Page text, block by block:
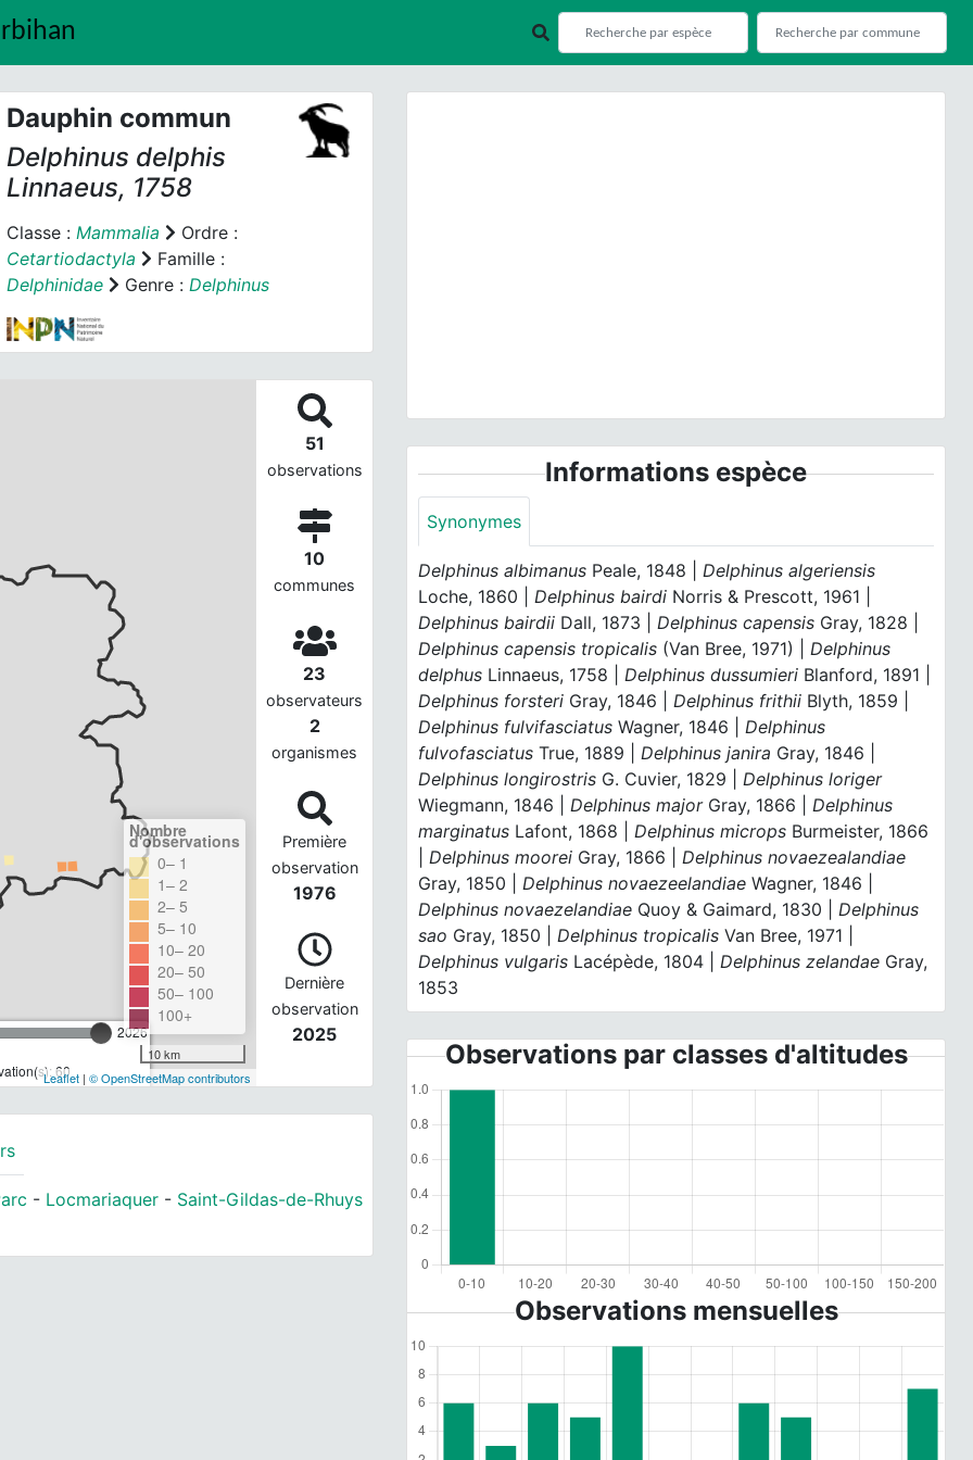
Dauphin commun
Delphinus delphis
Linnaeus, 1758
Classe : Mammalia
Ordre :
Cetartiodactyla
Famille :
Delphinidae
Genre : Delphinus
2026
60
Nombre
d'observations
0– 1
1– 2
2– 5
5– 10
10– 20
20– 50
50– 100
100+
10 km
Leaflet| © OpenStreetMap contributors
51
observations
10
communes
23
observateurs
2
organismes
Première
observation
1976
Dernière
observation
2025
- Locmariaquer - Saint-Gildas-de-Rhuys
Informations espèce
Synonymes
Delphinus albimanus Peale, 1848 |Delphinus algeriensis
Loche, 1860 |Delphinus bairdi Norris & Prescott, 1961 |
Delphinus bairdii Dall, 1873 |Delphinus capensis Gray, 1828 |
Delphinus capensis tropicalis (Van Bree, 1971) |Delphinus
delphus Linnaeus, 1758 |Delphinus dussumieri Blanford, 1891 |
Delphinus forsteri Gray, 1846 |Delphinus frithii Blyth, 1859 |
Delphinus fulvifasciatus Wagner, 1846 |Delphinus
fulvofasciatus True, 1889 |Delphinus janira Gray, 1846 |
Delphinus longirostris G. Cuvier, 1829 |Delphinus loriger
Wiegmann, 1846 |Delphinus majorGray, 1866 |Delphinus
marginatus Lafont, 1868 |Delphinus microps Burmeister, 1866
|Delphinus moorei Gray, 1866 |Delphinus novaezealandiae
Gray, 1850 |Delphinus novaezeelandiae Wagner, 1846 |
Delphinus novaezelandiae Quoy & Gaimard, 1830 |Delphinus
sao Gray, 1850 |Delphinus tropicalis Van Bree, 1971 |
Delphinus vulgaris Lacépède, 1804 |Delphinus zelandae Gray,
1853
Observations par classes d'altitudes
Observations mensuelles